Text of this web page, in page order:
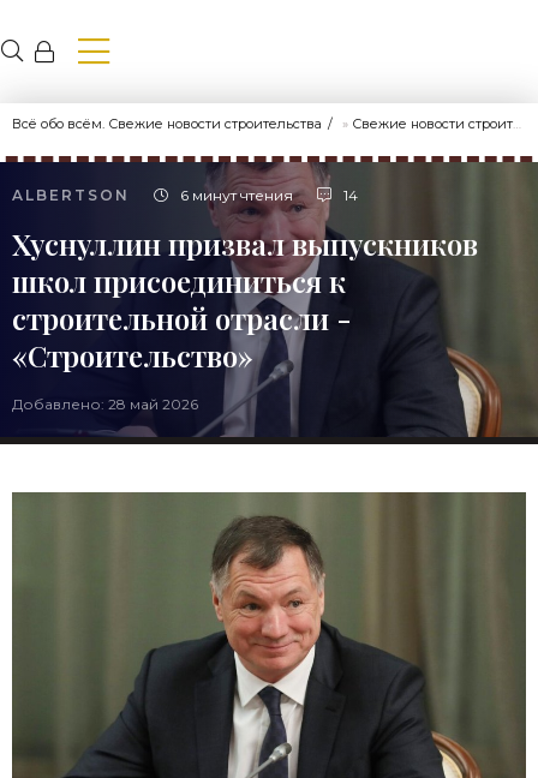
Всё обо всём. Свежие новости строительства » Свежие новости строительства
ALBERTSON 6 минут чтения 14
Хуснуллин призвал выпускников
школ присоединиться к
строительной отрасли -
«Строительство»
Добавлено: 28 май 2026